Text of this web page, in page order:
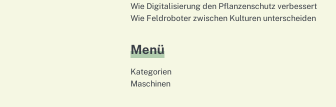
Wie Digitalisierung den Pflanzenschutz verbessert
Wie Feldroboter zwischen Kulturen unterscheiden
Menü
Kategorien
Maschinen